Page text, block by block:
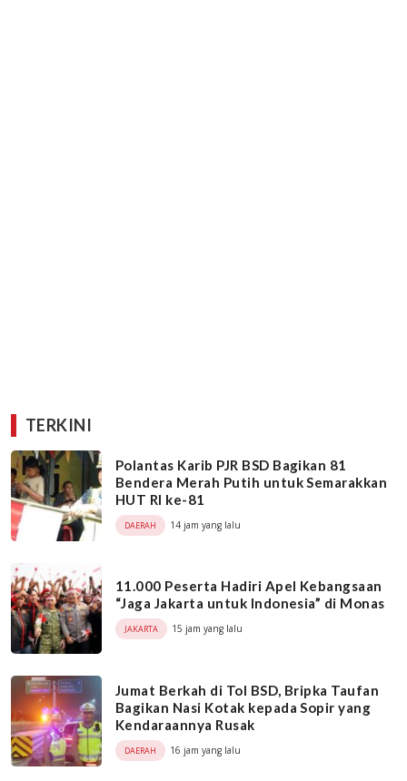
TERKINI
Polantas Karib PJR BSD Bagikan 81
Bendera Merah Putih untuk Semarakkan
HUT RI ke-81
DAERAH 14 jam yang lalu
11.000 Peserta Hadiri Apel Kebangsaan
“Jaga Jakarta untuk Indonesia” di Monas
JAKARTA 15 jam yang lalu
Jumat Berkah di Tol BSD, Bripka Taufan
Bagikan Nasi Kotak kepada Sopir yang
Kendaraannya Rusak
DAERAH 16 jam yang lalu